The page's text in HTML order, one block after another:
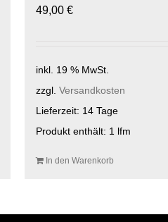
49,00 €
inkl. 19 % MwSt.
zzgl. Versandkosten
Lieferzeit: 14 Tage
Produkt enthält: 1 lfm
In den Warenkorb